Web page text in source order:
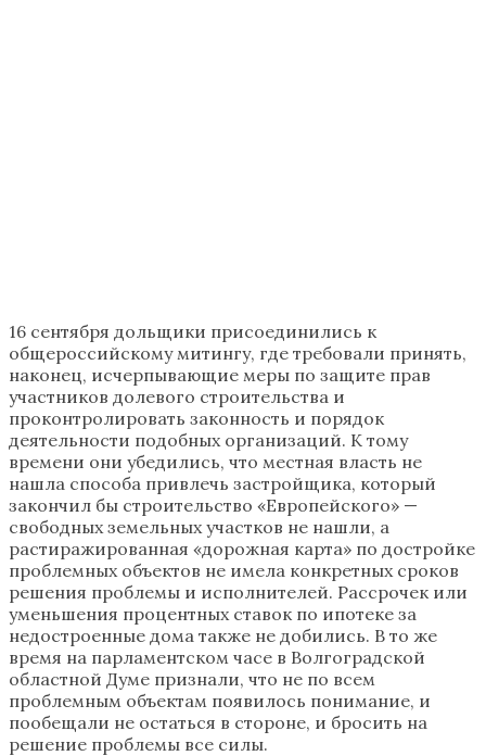
16 сентября дольщики присоединились к
общероссийскому митингу, где требовали принять,
наконец, исчерпывающие меры по защите прав
участников долевого строительства и
проконтролировать законность и порядок
деятельности подобных организаций. К тому
времени они убедились, что местная власть не
нашла способа привлечь застройщика, который
закончил бы строительство «Европейского» —
свободных земельных участков не нашли, а
растиражированная «дорожная карта» по достройке
проблемных объектов не имела конкретных сроков
решения проблемы и исполнителей. Рассрочек или
уменьшения процентных ставок по ипотеке за
недостроенные дома также не добились. В то же
время на парламентском часе в Волгоградской
областной Думе признали, что не по всем
проблемным объектам появилось понимание, и
пообещали не остаться в стороне, и бросить на
решение проблемы все силы.